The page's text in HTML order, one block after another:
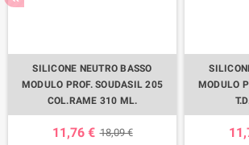
SILICONE NEUTRO BASSO
MODULO PROF. SOUDASIL 205
COL.RAME 310 ML.
11,76 € 18,09 €
MODULO